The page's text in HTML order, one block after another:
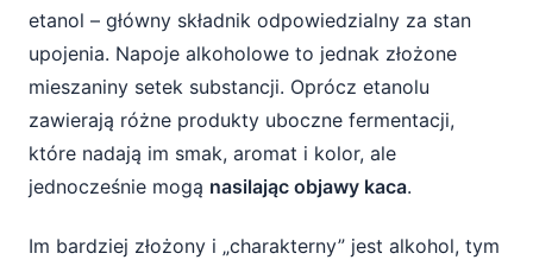
Indywidualna wrażliwość organizmu
Jak zmniejszyć ryzyko ciężkiego kaca po
ciemnych alkoholach?
1. Wybieraj uważnie rodzaj alkoholu
etanol – główny składnik odpowiedzialny za stan
upojenia. Napoje alkoholowe to jednak złożone
mieszaniny setek substancji. Oprócz etanolu
zawierają różne produkty uboczne fermentacji,
które nadają im smak, aromat i kolor, ale
jednocześnie mogą nasilając objawy kaca.
Im bardziej złożony i „charakterny” jest alkohol, tym